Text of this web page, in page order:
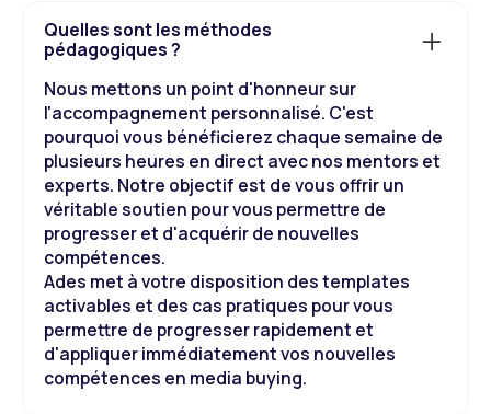
Quelles sont les méthodes
pédagogiques ?
Nous mettons un point d'honneur sur
l'accompagnement personnalisé. C'est
pourquoi vous bénéficierez chaque semaine de
plusieurs heures en direct avec nos mentors et
experts. Notre objectif est de vous offrir un
véritable soutien pour vous permettre de
progresser et d'acquérir de nouvelles
compétences.
Ades met à votre disposition des templates
activables et des cas pratiques pour vous
permettre de progresser rapidement et
d'appliquer immédiatement vos nouvelles
compétences en media buying.